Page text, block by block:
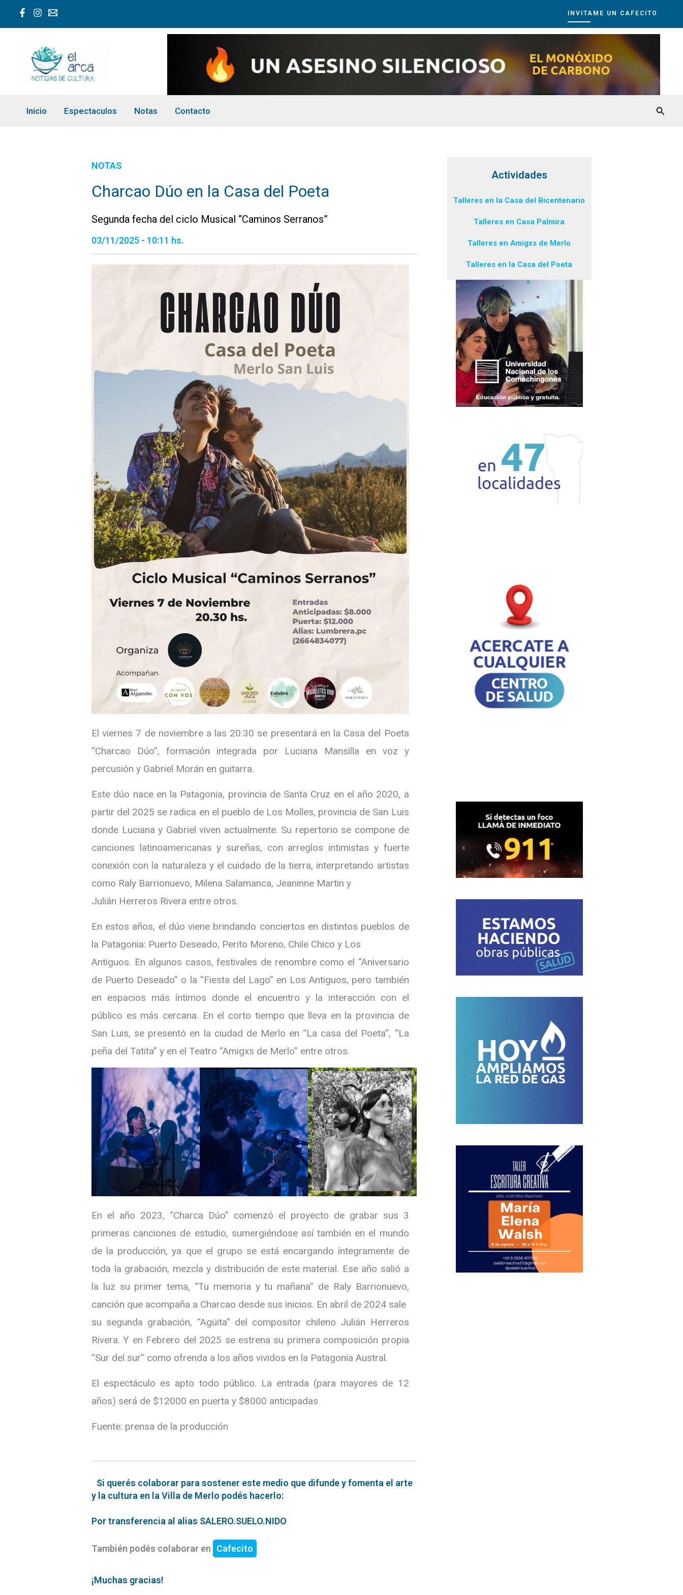
INVITAME UN CAFECITO
Inicio Espectaculos Notas Contacto
NOTAS
Charcao Dúo en la Casa del Poeta
Segunda fecha del ciclo Musical “Caminos Serranos”
03/11/2025 - 10:11 hs.
El viernes 7 de noviembre a las 20:30 se presentará en la Casa del Poeta
“Charcao Dúo”, formación integrada por Luciana Mansilla en voz y
percusión y Gabriel Morán en guitarra.
Este dúo nace en la Patagonia, provincia de Santa Cruz en el año 2020, a
partir del 2025 se radica en el pueblo de Los Molles, provincia de San Luis
donde Luciana y Gabriel viven actualmente. Su repertorio se compone de
canciones latinoamericanas y sureñas, con arreglos intimistas y fuerte
conexión con la naturaleza y el cuidado de la tierra, interpretando artistas
como Raly Barrionuevo, Milena Salamanca, Jeaninne Martin y
Julián Herreros Rivera entre otros.
En estos años, el dúo viene brindando conciertos en distintos pueblos de
la Patagonia: Puerto Deseado, Perito Moreno, Chile Chico y Los
Antiguos. En algunos casos, festivales de renombre como el “Aniversario
de Puerto Deseado” o la “Fiesta del Lago” en Los Antiguos, pero también
en espacios más íntimos donde el encuentro y la interacción con el
público es más cercana. En el corto tiempo que lleva en la provincia de
San Luis, se presentó en la ciudad de Merlo en “La casa del Poeta”, “La
peña del Tatita” y en el Teatro “Amigxs de Merlo” entre otros.
En el año 2023, “Charca Dúo” comenzó el proyecto de grabar sus 3
primeras canciones de estudio, sumergiéndose así también en el mundo
de la producción, ya que el grupo se está encargando íntegramente de
toda la grabación, mezcla y distribución de este material. Ese año salió a
la luz su primer tema, “Tu memoria y tu mañana” de Raly Barrionuevo,
canción que acompaña a Charcao desde sus inicios. En abril de 2024 sale
su segunda grabación, “Agüita” del compositor chileno Julián Herreros
Rivera. Y en Febrero del 2025 se estrena su primera composición propia
“Sur del sur” como ofrenda a los años vividos en la Patagonia Austral.
El espectáculo es apto todo público. La entrada (para mayores de 12
años) será de $12000 en puerta y $8000 anticipadas
Fuente: prensa de la producción
Si querés colaborar para sostener este medio que difunde y fomenta el arte
y la cultura en la Villa de Merlo podés hacerlo:
Por transferencia al alias SALERO.SUELO.NIDO
También podés colaborar en Cafecito
¡Muchas gracias!
Actividades
Talleres en la Casa del Bicentenario
Talleres en Casa Palmira
Talleres en Amigxs de Merlo
Talleres en la Casa del Poeta